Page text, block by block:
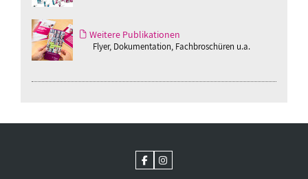
Weitere Publikationen
Flyer, Dokumentation, Fachbroschüren u.a.